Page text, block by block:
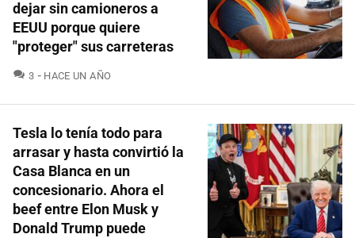
dejar sin camioneros a
EEUU porque quiere
"proteger" sus carreteras
3 COMENTARIOS
HACE UN AÑO
Tesla lo tenía todo para
arrasar y hasta convirtió la
Casa Blanca en un
concesionario. Ahora el
beef entre Elon Musk y
Donald Trump puede